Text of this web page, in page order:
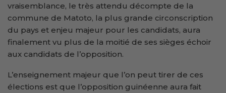
vraisemblance, le très attendu décompte de la
commune de Matoto, la plus grande circonscription
du pays et enjeu majeur pour les candidats, aura
finalement vu plus de la moitié de ses sièges échoir
aux candidats de l’opposition.
L’enseignement majeur que l’on peut tirer de ces
élections est que l’opposition guinéenne aura fait